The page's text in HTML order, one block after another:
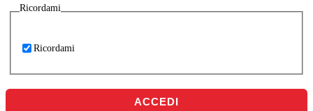
Ricordami
Ricordami
ACCEDI